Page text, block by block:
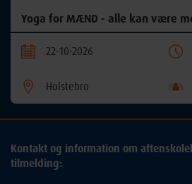
Yoga for MÆND - alle kan være
22-10-2026
Holstebro
Kontakt og information om
tilmelding: